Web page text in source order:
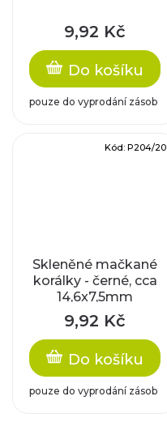
9,92 Kč
Do košíku
pouze do vyprodání zásob
Skleněné mačkané
korálky - černé, cca
14,6x7,5mm
9,92 Kč
Do košíku
pouze do vyprodání zásob
Kód: P204/20